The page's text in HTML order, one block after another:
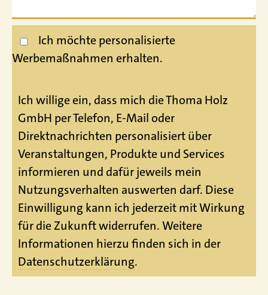
Ich möchte personalisierte
Werbemaßnahmen erhalten.
Ich willige ein, dass mich die Thoma Holz
GmbH per Telefon, E-Mail oder
Direktnachrichten personalisiert über
Veranstaltungen, Produkte und Services
informieren und dafür jeweils mein
Nutzungsverhalten auswerten darf. Diese
Einwilligung kann ich jederzeit mit Wirkung
für die Zukunft widerrufen. Weitere
Informationen hierzu finden sich in der
Datenschutzerklärung.